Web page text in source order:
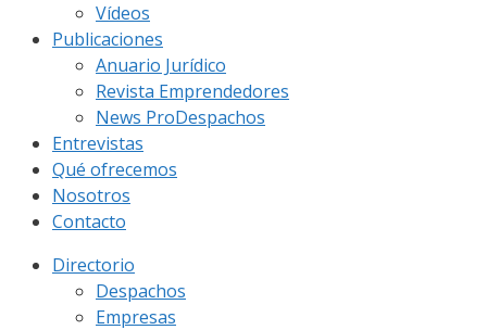
Vídeos
Publicaciones
Anuario Jurídico
Revista Emprendedores
News ProDespachos
Entrevistas
Qué ofrecemos
Nosotros
Contacto
Directorio
Despachos
Empresas